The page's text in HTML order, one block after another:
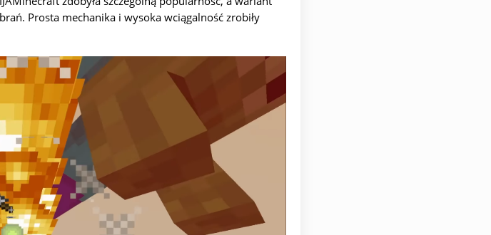
Prosta mechanika i wysoka wciągalność zrobiły